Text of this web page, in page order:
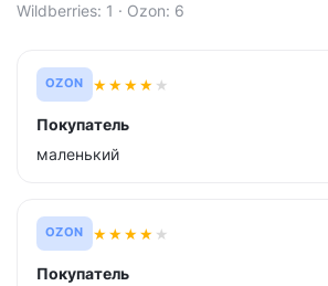
Wildberries: 1 · Ozon: 6
OZON ★★★★ ★
Покупатель
маленький
OZON ★★★★ ★
Покупатель